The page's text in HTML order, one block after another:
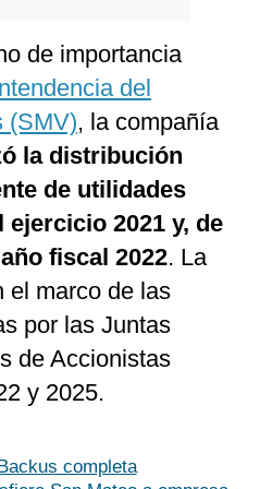
de importancia
del
(SMV), la compañía
la distribución
de utilidades
2021 y, de
fiscal 2022. La
el marco de las
por las Juntas
de Accionistas
y 2025.
Backus completa